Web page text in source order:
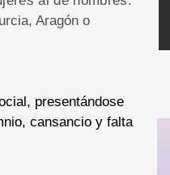
Aragón o
presentándose
cansancio y falta